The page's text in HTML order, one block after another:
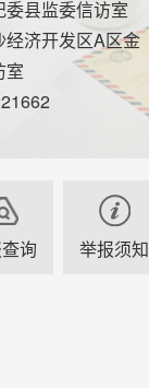
县监委信访室
济开发区A区金
室
询 举报须知